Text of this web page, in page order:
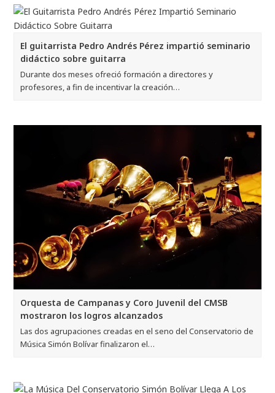
El guitarrista Pedro Andrés Pérez impartió seminario
didáctico sobre guitarra
Durante dos meses ofreció formación a directores y
profesores, a fin de incentivar la creación…
Orquesta de Campanas y Coro Juvenil del CMSB
mostraron los logros alcanzados
Las dos agrupaciones creadas en el seno del Conservatorio de
Música Simón Bolívar finalizaron el…